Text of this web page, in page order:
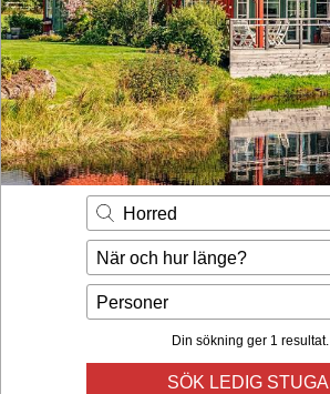
Inspiration
Kontakt
Husägare
Se hur mycket du kan tjäna
Räkna ut din
hyresintäkt
Horred
När och hur länge?
Personer
Din sökning ger 1 resultat.
SÖK LEDIG STUGA